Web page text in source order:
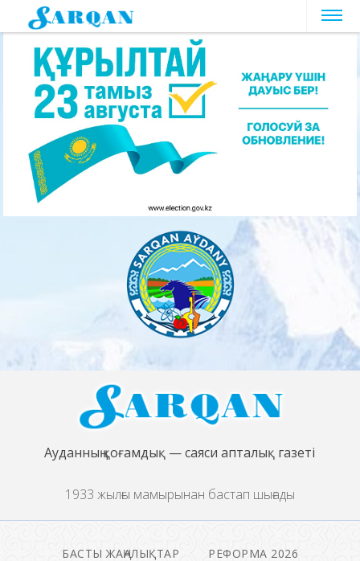
Ауданның қоғамдық — саяси апталық газеті
1933 жылғы мамырынан бастап шығады
БАСТЫ ЖАҢАЛЫҚТАР РЕФОРМА 2026